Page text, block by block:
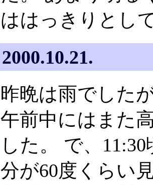
ははっきりとし
2000.10.21.
昨晩は雨でした
午前中にはまた
した。 で、
分が60度くらい